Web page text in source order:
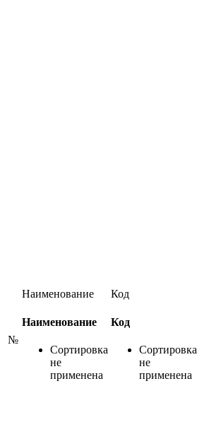
№
Наименование
Наименование
Сортировка
не
применена
Код
Код
Сортировка
не
применена